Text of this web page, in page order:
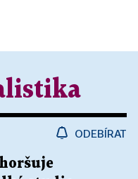
ODEBÍRAT